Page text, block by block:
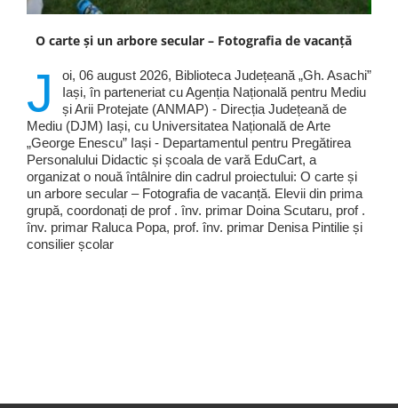
O carte și un arbore secular – Fotografia de vacanță
J
oi, 06 august 2026, Biblioteca Județeană „Gh. Asachi”
Iași, în parteneriat cu Agenția Națională pentru Mediu
și Arii Protejate (ANMAP) - Direcția Județeană de
Mediu (DJM) Iași, cu Universitatea Națională de Arte
„George Enescu” Iași - Departamentul pentru Pregătirea
Personalului Didactic și școala de vară EduCart, a
organizat o nouă întâlnire din cadrul proiectului: O carte și
un arbore secular – Fotografia de vacanță. Elevii din prima
grupă, coordonați de prof . înv. primar Doina Scutaru, prof .
înv. primar Raluca Popa, prof. înv. primar Denisa Pintilie și
consilier școlar